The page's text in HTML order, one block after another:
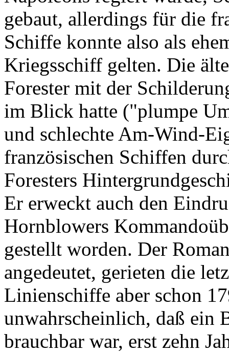
gebaut, allerdings für die
Schiffe konnte also als
Kriegsschiff gelten. Die
Forester mit der
im Blick hatte ("plumpe
und schlechte Am-Wind-
französischen Schiffen
Foresters
Er erweckt auch den
Hornblowers
gestellt worden. Der
angedeutet, gerieten die
Linienschiffe aber schon
unwahrscheinlich, daß ein
brauchbar war, erst zehn